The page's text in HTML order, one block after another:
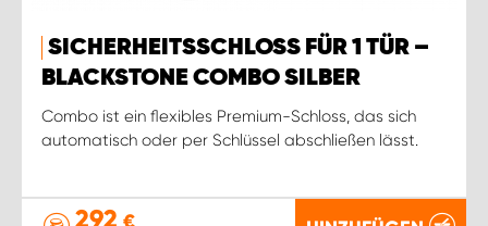
SICHERHEITSSCHLOSS FÜR 1 TÜR –
BLACKSTONE COMBO SILBER
Combo ist ein flexibles Premium-Schloss, das sich
automatisch oder per Schlüssel abschließen lässt.
292